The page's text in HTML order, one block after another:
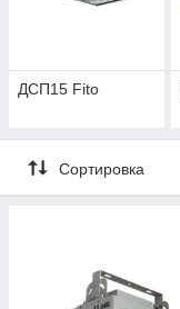
ДСП15 Fito
Сортировка